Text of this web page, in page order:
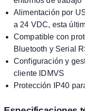
Alimentación por
a 24 VDC, esta
Compatible con
Bluetooth y Serial
Configuración y
cliente IDMVS
Protección IP40